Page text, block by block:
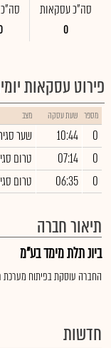
סה"כ עסקאות
0
פירוט עסקאות
מספר שעת עסקה מצב
0
10:44 שער
0
07:14 טרום
0
06:35 טרום
תיאור חברה
ביונ תלת מימד בע"מ
החברה עוסקת בפיתוח מערכת
חדשות